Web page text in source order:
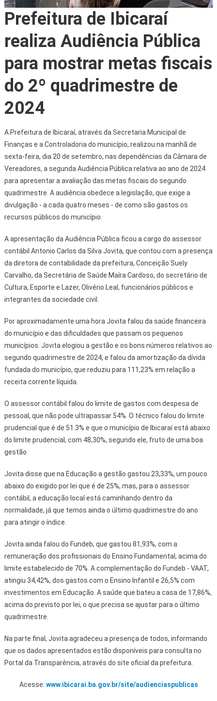
Prefeitura de Ibicaraí
realiza Audiência Pública
para mostrar metas fiscais
do 2º quadrimestre de
2024
A Prefeitura de Ibicaraí, através da Secretaria Municipal de
Finanças e a Controladoria do município, realizou na manhã de
sexta-feira, dia 20 de setembro, nas dependências da Câmara de
Vereadores, a segunda Audiência Pública relativa ao ano de 2024
para apresentar a avaliação das metas fiscais do segundo
quadrimestre. A audiência obedece a legislação, que exige a
divulgação - a cada quatro meses - de como são gastos os
recursos públicos do município.
A apresentação da Audiência Pública ficou a cargo do assessor
contábil Antonio Carlos da Silva Jovita, que contou com a presença
da diretora de contabilidade da prefeitura, Conceição Suely
Carvalho, da Secretária de Saúde Maíra Cardoso, do secretário de
Cultura, Esporte e Lazer, Olivério Leal, funcionários públicos e
integrantes da sociedade civil.
Por aproximadamente uma hora Jovita falou da saúde financeira
do município e das dificuldades que passam os pequenos
municípios. Jovita elogiou a gestão e os bons números relativos ao
segundo quadrimestre de 2024, e falou da amortização da dívida
fundada do município, que reduziu para 111,23% em relação a
receita corrente líquida.
O assessor contábil falou do limite de gastos com despesa de
pessoal, que não pode ultrapassar 54%. O técnico falou do limite
prudencial que é de 51.3% e que o município de Ibicaraí está abaixo
do limite prudencial, com 48,30%, segundo ele, fruto de uma boa
gestão.
Jovita disse que na Educação a gestão gastou 23,33%, um pouco
abaixo do exigido por lei que é de 25%, mas, para o assessor
contábil, a educação local está caminhando dentro da
normalidade, já que temos ainda o último quadrimestre do ano
para atingir o índice.
Jovita ainda falou do Fundeb, que gastou 81,93%, com a
remuneração dos profissionais do Ensino Fundamental, acima do
limite estabelecido de 70%. A complementação do Fundeb - VAAT,
atingiu 34,42%, dos gastos com o Ensino Infantil e 26,5% com
investimentos em Educação. A saúde que bateu a casa de 17,86%,
acima do previsto por lei, o que precisa se ajustar para o último
quadrimestre.
Na parte final, Jovita agradeceu a presença de todos, informando
que os dados apresentados estão disponíveis para consulta no
Portal da Transparência, através do site oficial da prefeitura.
Acesse: www.ibicarai.ba.gov.br/site/audienciaspublicas